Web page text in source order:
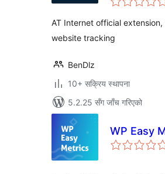
AT Internet official extension,
website tracking
BenDlz
10+ सक्रिय स्थापना
5.2.25 सँग जाँच गरिएको
WP Easy